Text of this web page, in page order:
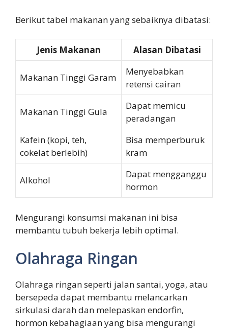
Berikut tabel makanan yang sebaiknya dibatasi:
Jenis Makanan Alasan Dibatasi
Makanan Tinggi Garam
Menyebabkan
retensi cairan
Makanan Tinggi Gula
Dapat memicu
peradangan
Kafein (kopi, teh,
cokelat berlebih)
Bisa memperburuk
kram
Alkohol
Dapat mengganggu
hormon
Mengurangi konsumsi makanan ini bisa
membantu tubuh bekerja lebih optimal.
Olahraga Ringan
Olahraga ringan seperti jalan santai, yoga, atau
bersepeda dapat membantu melancarkan
sirkulasi darah dan melepaskan endorfin,
hormon kebahagiaan yang bisa mengurangi